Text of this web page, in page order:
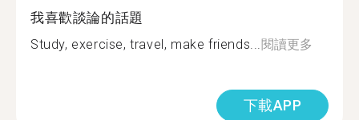
我喜歡談論的話題
Study, exercise, travel, make friends... 閱讀更多
下載APP